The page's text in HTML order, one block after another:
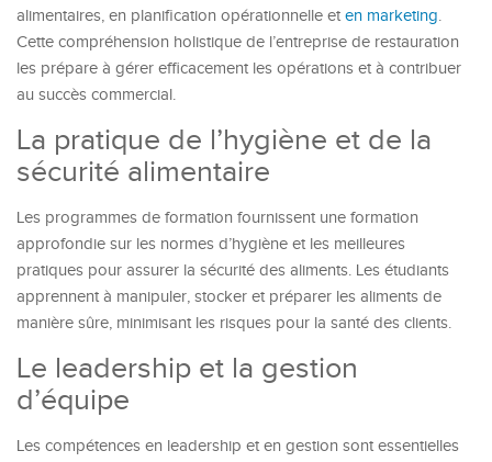
alimentaires, en planification opérationnelle et en marketing.
Cette compréhension holistique de l’entreprise de restauration
les prépare à gérer efficacement les opérations et à contribuer
au succès commercial.
La pratique de l’hygiène et de la
sécurité alimentaire
Les programmes de formation fournissent une formation
approfondie sur les normes d’hygiène et les meilleures
pratiques pour assurer la sécurité des aliments. Les étudiants
apprennent à manipuler, stocker et préparer les aliments de
manière sûre, minimisant les risques pour la santé des clients.
Le leadership et la gestion
d’équipe
Les compétences en leadership et en gestion sont essentielles